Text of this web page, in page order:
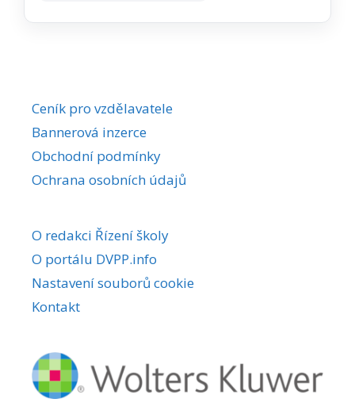
Ceník pro vzdělavatele
Bannerová inzerce
Obchodní podmínky
Ochrana osobních údajů
O redakci Řízení školy
O portálu DVPP.info
Nastavení souborů cookie
Kontakt